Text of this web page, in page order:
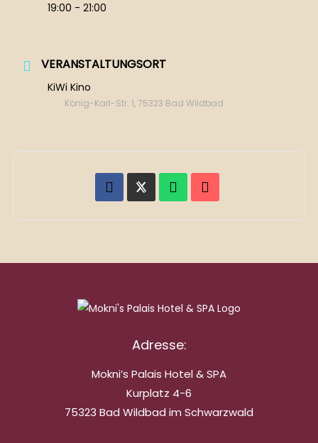
19:00 - 21:00
VERANSTALTUNGSORT
KiWi Kino
König-Karl-Str. 1, 75323 Bad Wildbad
Adresse:
Mokni’s Palais Hotel & SPA
Kurplatz 4-6
75323 Bad Wildbad im Schwarzwald